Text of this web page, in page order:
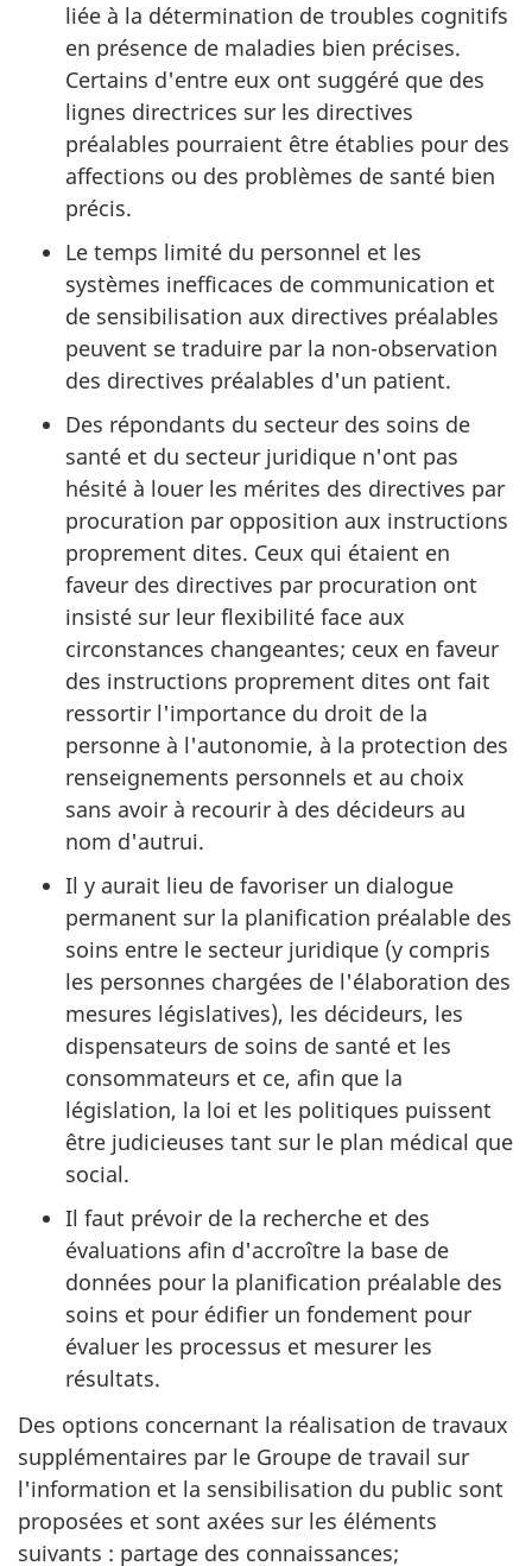
liée à la détermination de troubles cognitifs
en présence de maladies bien précises.
Certains d'entre eux ont suggéré que des
lignes directrices sur les directives
préalables pourraient être établies pour des
affections ou des problèmes de santé bien
précis.
Le temps limité du personnel et les
systèmes inefficaces de communication et
de sensibilisation aux directives préalables
peuvent se traduire par la non-observation
des directives préalables d'un patient.
Des répondants du secteur des soins de
santé et du secteur juridique n'ont pas
hésité à louer les mérites des directives par
procuration par opposition aux instructions
proprement dites. Ceux qui étaient en
faveur des directives par procuration ont
insisté sur leur flexibilité face aux
circonstances changeantes; ceux en faveur
des instructions proprement dites ont fait
ressortir l'importance du droit de la
personne à l'autonomie, à la protection des
renseignements personnels et au choix
sans avoir à recourir à des décideurs au
nom d'autrui.
Il y aurait lieu de favoriser un dialogue
permanent sur la planification préalable des
soins entre le secteur juridique (y compris
les personnes chargées de l'élaboration des
mesures législatives), les décideurs, les
dispensateurs de soins de santé et les
consommateurs et ce, afin que la
législation, la loi et les politiques puissent
être judicieuses tant sur le plan médical que
social.
Il faut prévoir de la recherche et des
évaluations afin d'accroître la base de
données pour la planification préalable des
soins et pour édifier un fondement pour
évaluer les processus et mesurer les
résultats.
Des options concernant la réalisation de travaux
supplémentaires par le Groupe de travail sur
l'information et la sensibilisation du public sont
proposées et sont axées sur les éléments
suivants : partage des connaissances;